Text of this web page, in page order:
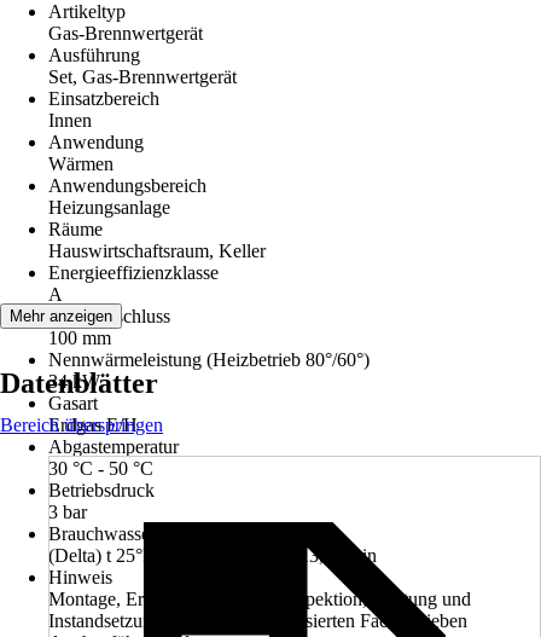
Artikeltyp
Gas-Brennwertgerät
Ausführung
Set, Gas-Brennwertgerät
Einsatzbereich
Innen
Anwendung
Wärmen
Anwendungsbereich
Heizungsanlage
Räume
Hauswirtschaftsraum, Keller
Energieeffizienzklasse
A
Abgasanschluss
100 mm
Nennwärmeleistung (Heizbetrieb 80°/60°)
34 kW
Gasart
Erdgas E/H
Abgastemperatur
30 °C - 50 °C
Betriebsdruck
3 bar
Brauchwasserdurchsatz
(Delta) t 25°K (von 10° auf 35°) 13,1 l/min
Hinweis
Montage, Erstinbetriebnahme, Inspektion, Wartung und
Instandsetzung müssen von autorisierten Fachbetrieben
Mehr anzeigen
Datenblätter
Bereich überspringen